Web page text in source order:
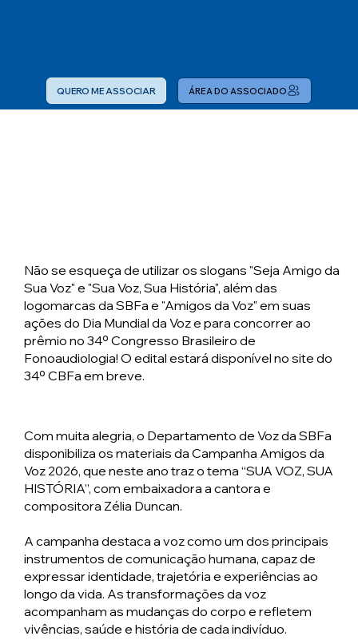
QUERO ME ASSOCIAR ÁREA DO ASSOCIADO
Não se esqueça de utilizar os slogans "Seja Amigo da
Sua Voz" e "Sua Voz, Sua História", além das
logomarcas da SBFa e "Amigos da Voz" em suas
ações do Dia Mundial da Voz e para concorrer ao
prêmio no 34⁠º Congresso Brasileiro de
Fonoaudiologia! O edital estará disponível no site do
34⁠º CBFa em breve.
Com muita alegria, o Departamento de Voz da SBFa
disponibiliza os materiais da Campanha Amigos da
Voz 2026, que neste ano traz o tema “SUA VOZ, SUA
HISTÓRIA”, com embaixadora a cantora e
compositora Zélia Duncan.
A campanha destaca a voz como um dos principais
instrumentos de comunicação humana, capaz de
expressar identidade, trajetória e experiências ao
longo da vida. As transformações da voz
acompanham as mudanças do corpo e refletem
vivências, saúde e história de cada indivíduo.